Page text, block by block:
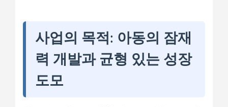
사업의 목적: 아동의 잠재
력 개발과 균형 있는 성장
도모